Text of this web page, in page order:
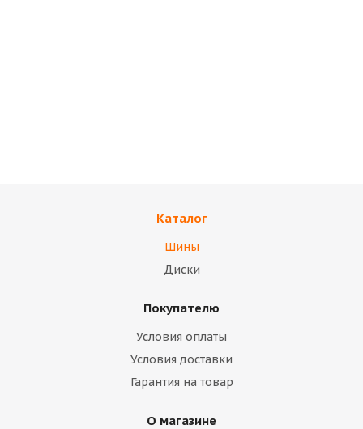
Каталог
Шины
Диски
Покупателю
Условия оплаты
Условия доставки
Гарантия на товар
О магазине